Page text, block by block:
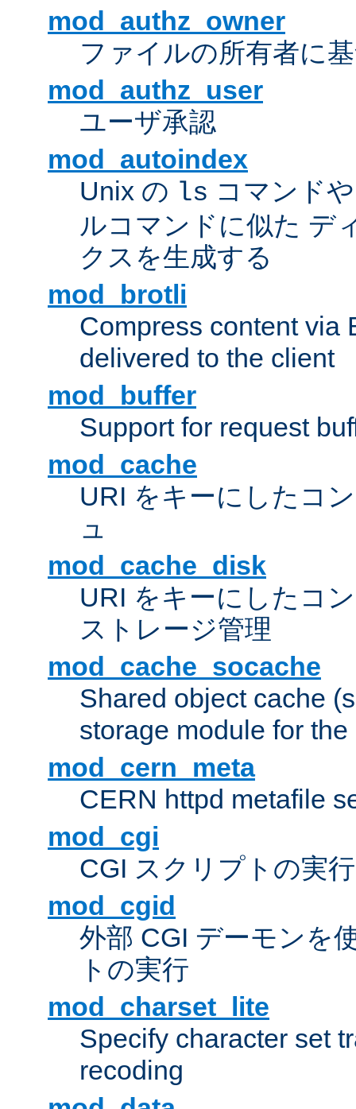
mod_authz_owner
ファイルの所有者に
mod_authz_user
ユーザ承認
mod_autoindex
Unix の ls コマンド
ルコマンドに似た デ
クスを生成する
mod_brotli
Compress content via
delivered to the client
mod_buffer
Support for request
mod_cache
URI をキーにしたコ
ュ
mod_cache_disk
URI をキーにしたコ
ストレージ管理
mod_cache_socache
Shared object cache
storage module for
mod_cern_meta
CERN httpd metafile
mod_cgi
CGI スクリプトの実行
mod_cgid
外部 CGI デーモンを
トの実行
mod_charset_lite
Specify character set
recoding